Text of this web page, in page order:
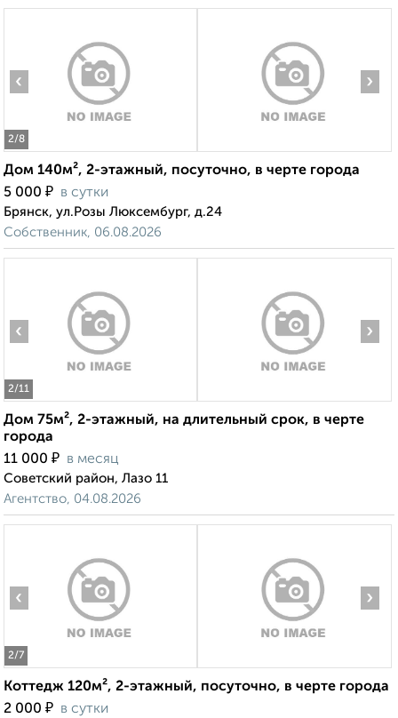
2/8
‹ ›
Дом 140м², 2-этажный, посуточно, в черте города
5 000 ₽ в сутки
Брянск, ул.Розы Люксембург, д.24
Собственник, 06.08.2026
2/11
‹ ›
Дом 75м², 2-этажный, на длительный срок, в черте
города
11 000 ₽ в месяц
Советский район, Лазо 11
Агентство, 04.08.2026
2/7
‹ ›
Коттедж 120м², 2-этажный, посуточно, в черте города
2 000 ₽ в сутки